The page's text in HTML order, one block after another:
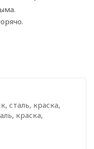
сталь, краска,
краска,